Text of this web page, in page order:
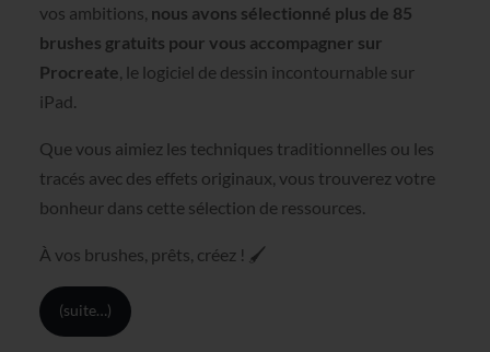
vos ambitions, nous avons sélectionné plus de 85
brushes gratuits pour vous accompagner sur
Procreate, le logiciel de dessin incontournable sur
iPad.
Que vous aimiez les techniques traditionnelles ou les
tracés avec des effets originaux, vous trouverez votre
bonheur dans cette sélection de ressources.
À vos brushes, prêts, créez ! 🖌
(suite…)